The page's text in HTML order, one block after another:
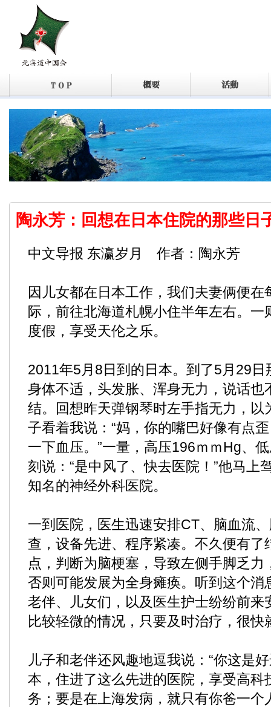
陶永芳：回想在日本住院的那些日
中文导报 东瀛岁月 作者：陶永芳
因儿女都在日本工作，我们夫妻俩便在
际，前往北海道札幌小住半年左右。一
度假，享受天伦之乐。
2011年5月8日到的日本。到了5月29
身体不适，头发胀、浑身无力，说话也
结。回想昨天弹钢琴时左手指无力，以
子看着我说：“妈，你的嘴巴好像有点
一下血压。”一量，高压196ｍｍHg、
刻说：“是中风了、快去医院！”他马上
知名的神经外科医院。
一到医院，医生迅速安排CT、脑血流
查，设备先进、程序紧凑。不久便有了
点，判断为脑梗塞，导致左侧手脚乏
否则可能发展为全身瘫痪。听到这个消
老伴、儿女们，以及医生护士纷纷前来
比较轻微的情况，只要及时治疗，很快
儿子和老伴还风趣地逗我说：“你这是
本，住进了这么先进的医院，享受高科
务；要是在上海发病，就只有你爸一个